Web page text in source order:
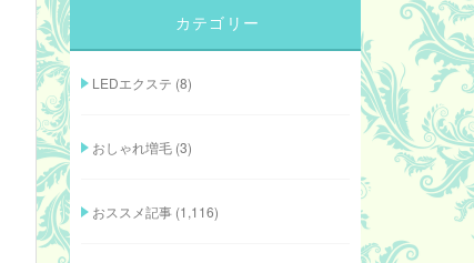
カテゴリー
LEDエクステ (8)
おしゃれ増毛(3)
おススメ記事(1,116)